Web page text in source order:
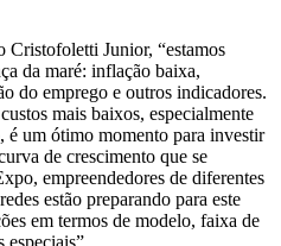
Cristofoletti Junior, “estamos
da maré: inflação baixa,
do emprego e outros indicadores.
mais baixos, especialmente
é um ótimo momento para investir
de crescimento que se
empreendedores de diferentes
estão preparando para este
em termos de modelo, faixa de